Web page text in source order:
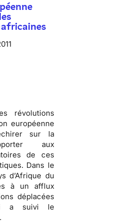
révolutions
européenne
sur la
aux
de ces
. Dans le
d’Afrique du
à un afflux
déplacées
a suivi le